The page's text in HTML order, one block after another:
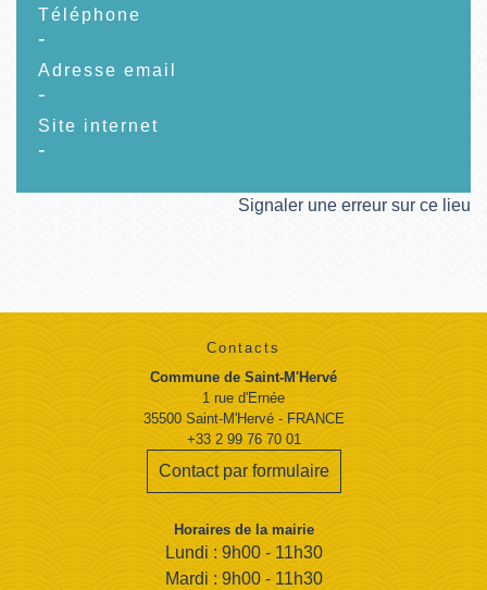
Téléphone
-
Adresse email
-
Site internet
-
Signaler une erreur sur ce lieu
Contacts
Commune de Saint-M'Hervé
1 rue d'Ernée
35500 Saint-M'Hervé - FRANCE
+33 2 99 76 70 01
Contact par formulaire
Horaires de la mairie
Lundi : 9h00 - 11h30
Mardi : 9h00 - 11h30